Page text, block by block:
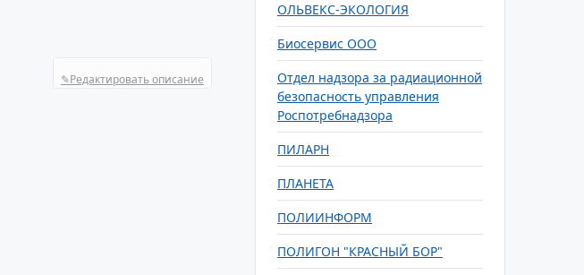
✎Редактировать описание
ОЛЬВЕКС-ЭКОЛОГИЯ
Биосервис ООО
Отдел надзора за радиационной
безопасность управления
Роспотребнадзора
ПИЛАРН
ПЛАНЕТА
ПОЛИИНФОРМ
ПОЛИГОН "КРАСНЫЙ БОР"